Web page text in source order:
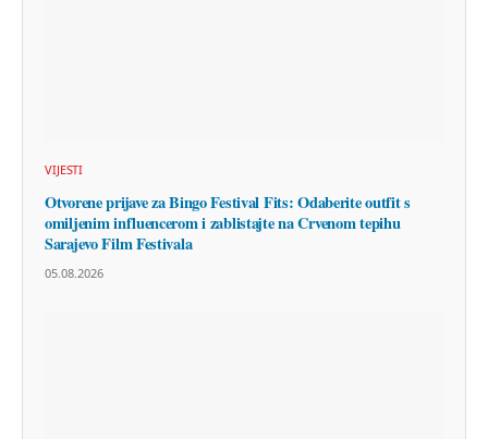
VIJESTI
Otvorene prijave za Bingo Festival Fits: Odaberite outfit s
omiljenim influencerom i zablistajte na Crvenom tepihu
Sarajevo Film Festivala
05.08.2026